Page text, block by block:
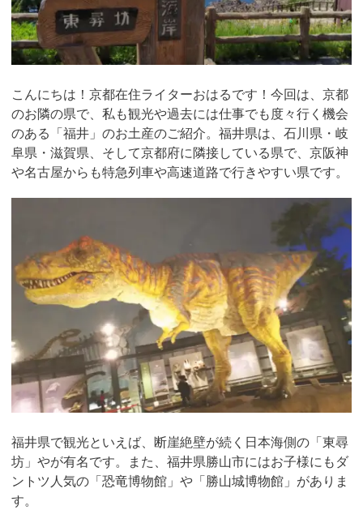
こんにちは！京都在住ライターおはるです！今回は、京都
のお隣の県で、私も観光や過去には仕事でも度々行く機会
のある「福井」のお土産のご紹介。福井県は、石川県・岐
阜県・滋賀県、そして京都府に隣接している県で、京阪神
や名古屋からも特急列車や高速道路で行きやすい県です。
福井県で観光といえば、断崖絶壁が続く日本海側の「東尋
坊」やが有名です。また、福井県勝山市にはお子様にもダ
ントツ人気の「恐竜博物館」や「勝山城博物館」がありま
す。